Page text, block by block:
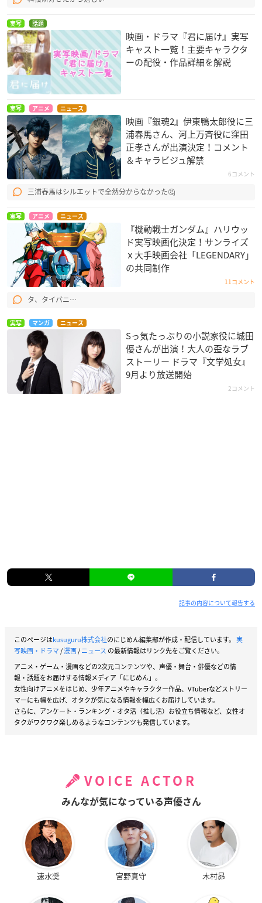
実写 話題
映画・ドラマ『君に届け』実写
キャスト一覧！主要キャラクタ
ーの配役・作品詳細を解説
実写 アニメ ニュース
映画『銀魂2』伊東鴨太郎役に三
浦春馬さん、河上万斉役に窪田
正孝さんが出演決定！コメント
＆キャラビジュ解禁
6コメント
三浦春馬はシルエットで全然分からなかった🤔
実写 アニメ ニュース
『機動戦士ガンダム』ハリウッ
ド実写映画化決定！サンライズ
ｘ大手映画会社​「LEGENDARY​​」
の共同制作
11コメント
タ、タイバニ…
実写 マンガ ニュース
Sっ気たっぷりの小説家役に城田
優さんが出演！大人の歪なラブ
ストーリー ドラマ『文学処女』
9月より放送開始
2コメント
記事の内容について報告する
このページはkusuguru株式会社のにじめん編集部が作成・配信しています。 実
写映画・ドラマ/漫画/ニュース の最新情報はリンク先をご覧ください。
アニメ・ゲーム・漫画などの2次元コンテンツや、声優・舞台・俳優などの情
報・話題をお届けする情報メディア「にじめん」。
女性向けアニメをはじめ、少年アニメやキャラクター作品、VTuberなどストリー
マーにも幅を広げ、オタクが気になる情報を幅広くお届けしています。
さらに、アンケート・ランキング・オタ活（推し活）お役立ち情報など、女性オ
タクがワクワク楽しめるようなコンテンツも発信しています。
VOICE ACTOR
みんなが気になっている声優さん
速水奨 宮野真守 木村昴